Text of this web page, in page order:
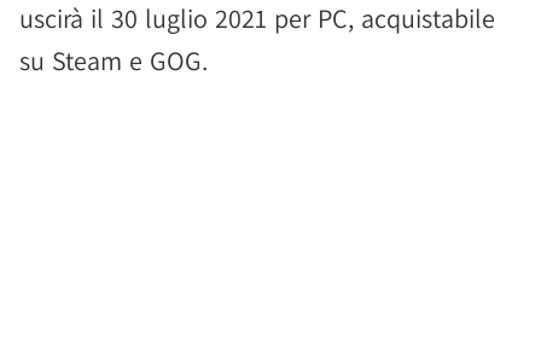
uscirà il 30 luglio 2021 per PC, acquistabile
su Steam e GOG.